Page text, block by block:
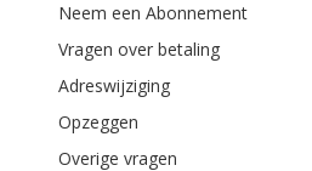
Neem een Abonnement
Vragen over betaling
Adreswijziging
Opzeggen
Overige vragen